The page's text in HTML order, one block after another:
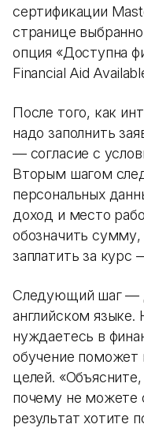
сертификации
странице
опция «Доступна
Financial Aid
После того, как
надо заполнить
— согласие с
Вторым шагом
персональных
доход и место
обозначить
заплатить за
Следующий шаг —
английском
нуждаетесь в
обучение поможет
целей.
почему не можете
результат хотите